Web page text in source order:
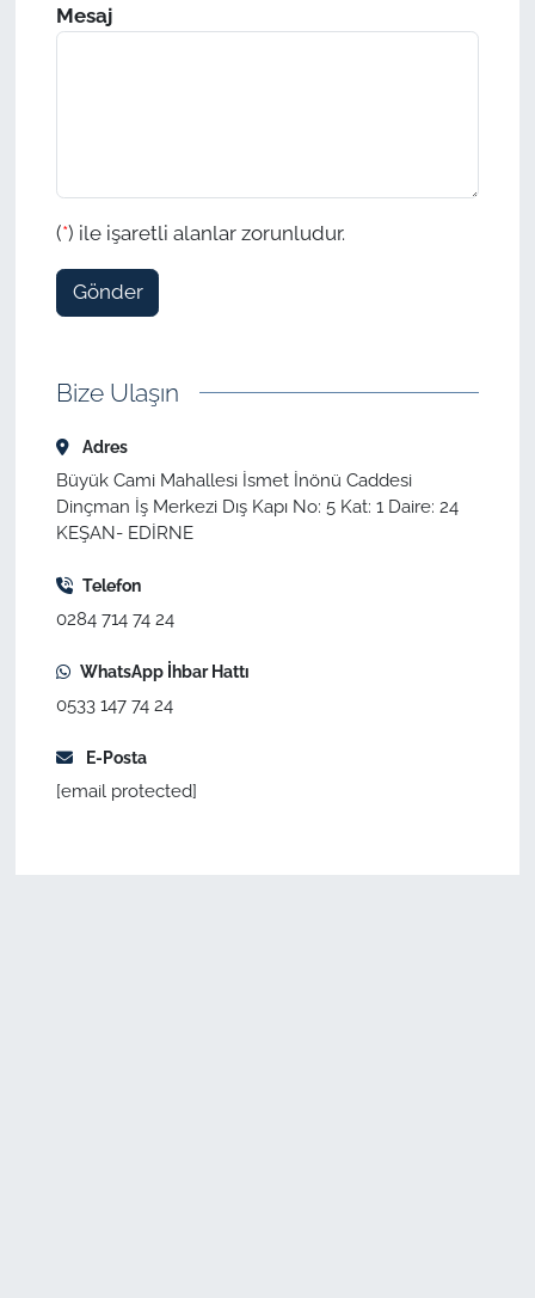
Mesaj
(*) ile işaretli alanlar zorunludur.
Gönder
Bize Ulaşın
Adres
Büyük Cami Mahallesi İsmet İnönü Caddesi
Dinçman İş Merkezi Dış Kapı No: 5 Kat: 1 Daire: 24
KEŞAN- EDİRNE
Telefon
0284 714 74 24
WhatsApp İhbar Hattı
0533 147 74 24
E-Posta
[email protected]
Güvenlik
Flaş Haber
Magazin
İş Dünyası
Bilim Teknoloji
English News
Finans
Genel-A
Gündem-Eğitim